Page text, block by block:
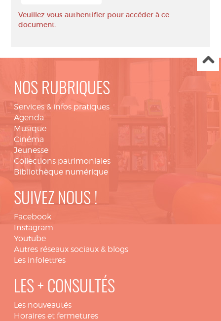
Veuillez vous authentifier pour accéder à ce
document.
NOS RUBRIQUES
Services & infos pratiques
Agenda
Musique
Cinéma
Jeunesse
Collections patrimoniales
Bibliothèque numérique
SUIVEZ NOUS !
Facebook
Instagram
Youtube
Autres réseaux sociaux & blogs
Les infolettres
LES + CONSULTÉS
Les nouveautés
Horaires et fermetures